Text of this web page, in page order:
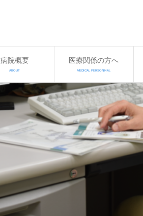
病院概要
ABOUT
医療関係の方へ
MEDICAL PERSONNAL